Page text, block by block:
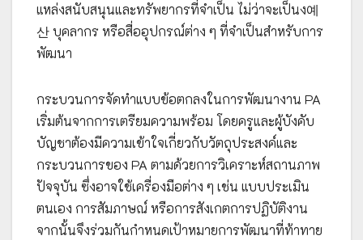
แหล่งสนับสนุนและทรัพยากรที่จำเป็น ไม่ว่าจะเป็นง예
산 บุคลากร หรือสื่ออุปกรณ์ต่าง ๆ ที่จำเป็นสำหรับการ
พัฒนา
กระบวนการจัดทำแบบข้อตกลงในการพัฒนางาน PA
เริ่มต้นจากการเตรียมความพร้อม โดยครูและผู้บังคับ
บัญชาต้องมีความเข้าใจเกี่ยวกับวัตถุประสงค์และ
กระบวนการของ PA ตามด้วยการวิเคราะห์สถานภาพ
ปัจจุบัน ซึ่งอาจใช้เครื่องมือต่าง ๆ เช่น แบบประเมิน
ตนเอง การสัมภาษณ์ หรือการสังเกตการปฏิบัติงาน
จากนั้นจึงร่วมกันกำหนดเป้าหมายการพัฒนาที่ท้าทาย